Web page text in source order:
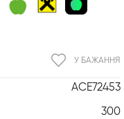
ACE72453
300
У БАЖАННЯ